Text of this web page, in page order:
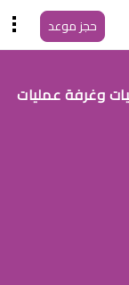
حجز موعد
وغرفة عمليات